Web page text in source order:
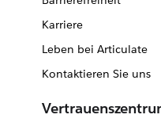
Karriere
Leben bei Articulate
Kontaktieren Sie uns